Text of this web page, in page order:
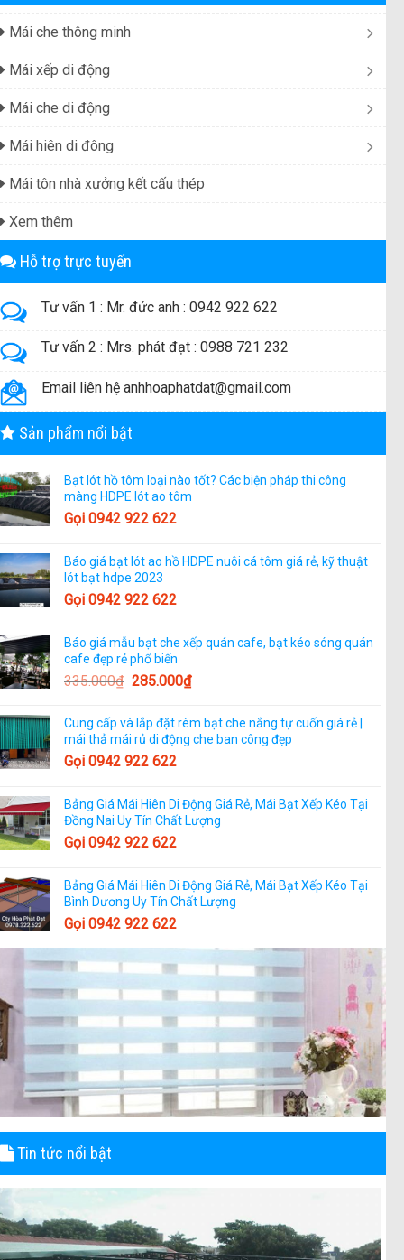
Mái che thông minh
Mái xếp di động
Mái che di động
Mái hiên di đông
Mái tôn nhà xưởng kết cấu thép
Xem thêm
Hỗ trợ trực tuyến
Tư vấn 1 : Mr. đức anh : 0942 922 622
Tư vấn 2 : Mrs. phát đạt : 0988 721 232
Email liên hệ anhhoaphatdat@gmail.com
Sản phẩm nổi bật
Bạt lót hồ tôm loại nào tốt? Các biện pháp thi công
màng HDPE lót ao tôm
Gọi 0942 922 622
Báo giá bạt lót ao hồ HDPE nuôi cá tôm giá rẻ, kỹ thuật
lót bạt hdpe 2023
Gọi 0942 922 622
Báo giá mẫu bạt che xếp quán cafe, bạt kéo sóng quán
cafe đẹp rẻ phổ biến
335.000₫ 285.000₫
Cung cấp và lắp đặt rèm bạt che nắng tự cuốn giá rẻ |
mái thả mái rủ di động che ban công đẹp
Gọi 0942 922 622
Bảng Giá Mái Hiên Di Động Giá Rẻ, Mái Bạt Xếp Kéo Tại
Đồng Nai Uy Tín Chất Lượng
Gọi 0942 922 622
Bảng Giá Mái Hiên Di Động Giá Rẻ, Mái Bạt Xếp Kéo Tại
Bình Dương Uy Tín Chất Lượng
Gọi 0942 922 622
Tin tức nổi bật